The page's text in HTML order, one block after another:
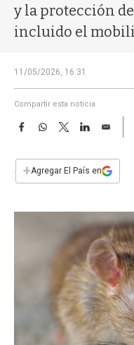
y la protección
incluido el
11/05/2026, 16:31
Compartir esta noticia
F
e
b
W
s
T
w
t
L
n
E
i
l
+Agregar El País en